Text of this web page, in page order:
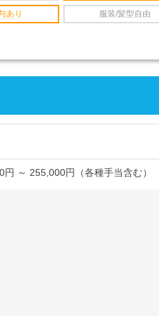
あり 服装/髪型自由
～ 255,000円（各種手当含む）